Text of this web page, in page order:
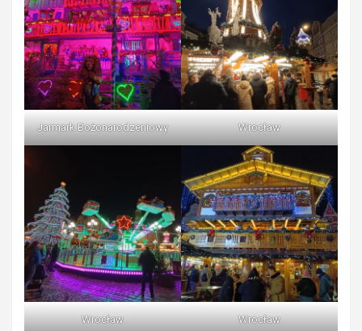
Jarmark Bożonarodzeniowy Wrocław
Wrocław Wrocław